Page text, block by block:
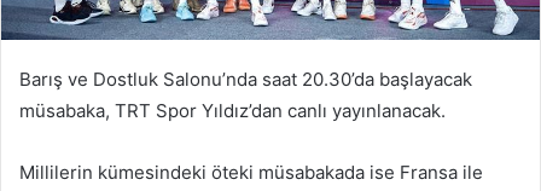
Barış ve Dostluk Salonu’nda saat 20.30’da başlayacak
müsabaka, TRT Spor Yıldız’dan canlı yayınlanacak.
Millilerin kümesindeki öteki müsabakada ise Fransa ile